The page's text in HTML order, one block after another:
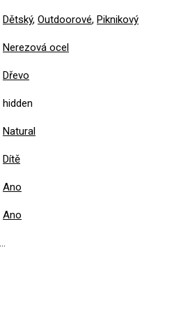
Dětský, Outdoorové, Piknikový
Nerezová ocel
Dřevo
hidden
Natural
Dítě
Ano
Ano